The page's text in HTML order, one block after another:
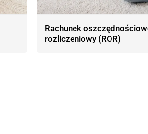
Rachunek
rozliczeniowy (ROR)